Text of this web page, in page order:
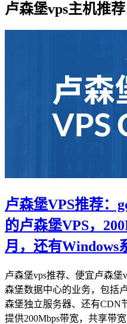
卢森堡vps主机推荐
卢森堡VPS推荐：
的卢森堡VPS，
月，还有Windows
卢森堡vps推荐、便宜卢森堡
森堡数据中心的业务，包括
森堡独立服务器、还有CDN
提供200Mbps带宽，共享带